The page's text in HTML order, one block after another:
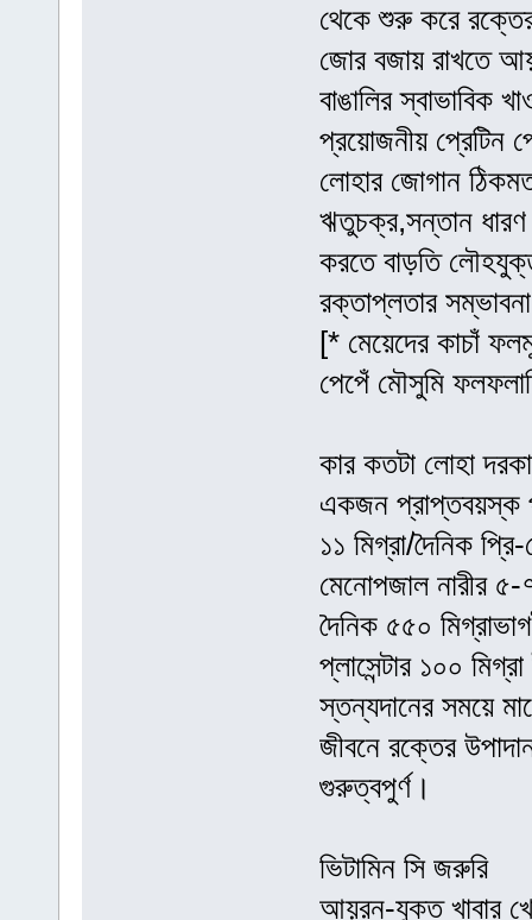
থেকে শুরু করে
জোর বজায় রাখতে
বাঙালির স্বাভাবিক
প্রয়োজনীয় প্রেটিন
লোহার জোগান
ঋতুচক্র,সন্তান ধারণ
করতে বাড়তি
রক্তাপ্লতার
[* মেয়েদের কাচাঁ
পেপেঁ মৌসুমি
কার কতটা লোহা
একজন প্রাপ্তবয়স্ক
১১ মিগ্রা/দৈনিক
মেনোপজাল নারীর ৫-
দৈনিক ৫৫০
প্লাসেন্টার ১০০
স্তন্যদানের সময়ে
জীবনে রক্তের
গুরুত্বপুর্ণ।
ভিটামিন সি জরুরি
আয়রন-যুক্ত খাবার